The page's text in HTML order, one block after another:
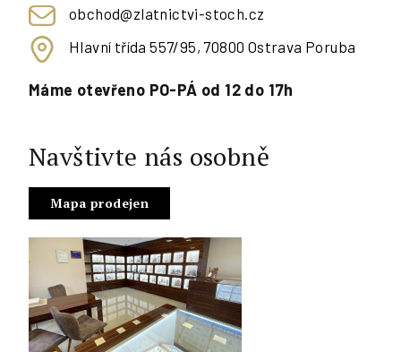
obchod@zlatnictvi-stoch.cz
Hlavní třída 557/95, 70800 Ostrava Poruba
Máme otevřeno PO-PÁ od 12 do 17h
Navštivte nás osobně
Mapa prodejen